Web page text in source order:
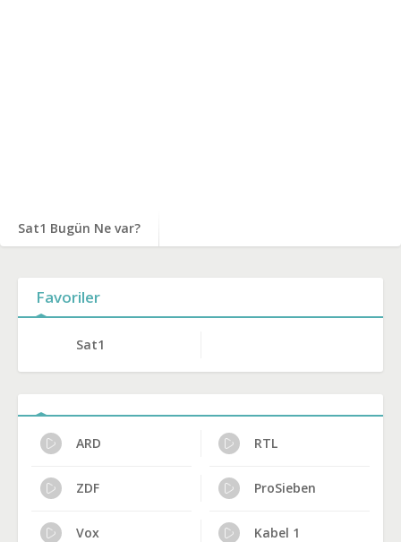
Sat1 Bugün Ne var?
Favoriler
Sat1
ARD RTL
ZDF ProSieben
Vox Kabel 1